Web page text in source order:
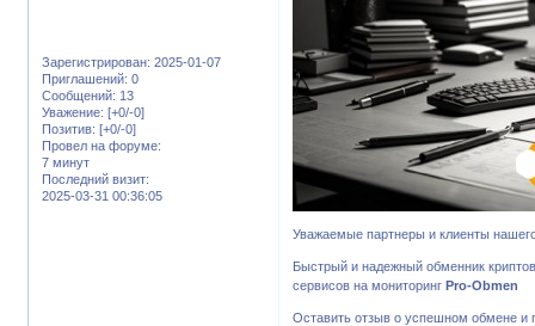
Зарегистрирован: 2025-01-07
Приглашений: 0
Сообщений: 13
Уважение: [+0/-0]
Позитив: [+0/-0]
Провел на форуме:
7 минут
Последний визит:
2025-03-31 00:36:05
Уважаемые партнеры и клиенты
Быстрый и надежный обменник
сервисов на мониторингPro-Obmen
Оставить отзыв о успешном обмене и